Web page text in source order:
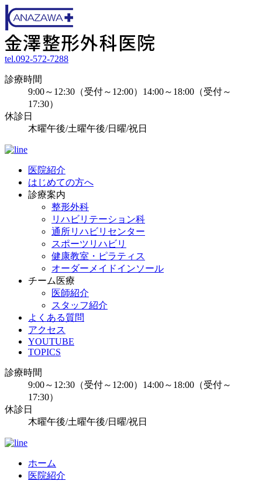
tel.092-572-7288
診療時間
9:00～12:30（受付～12:00）14:00～18:00（受付～
17:30）
休診日
木曜午後/土曜午後/日曜/祝日
医院紹介
はじめての方へ
診療案内
整形外科
リハビリテーション科
通所リハビリセンター
スポーツリハビリ
健康教室・ピラティス
オーダーメイドインソール
チーム医療
医師紹介
スタッフ紹介
よくある質問
アクセス
YOUTUBE
TOPICS
診療時間
9:00～12:30（受付～12:00）14:00～18:00（受付～
17:30）
休診日
木曜午後/土曜午後/日曜/祝日
ホーム
医院紹介